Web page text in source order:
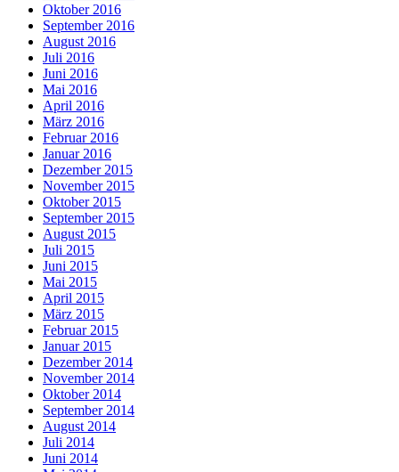
Oktober 2016
September 2016
August 2016
Juli 2016
Juni 2016
Mai 2016
April 2016
März 2016
Februar 2016
Januar 2016
Dezember 2015
November 2015
Oktober 2015
September 2015
August 2015
Juli 2015
Juni 2015
Mai 2015
April 2015
März 2015
Februar 2015
Januar 2015
Dezember 2014
November 2014
Oktober 2014
September 2014
August 2014
Juli 2014
Juni 2014